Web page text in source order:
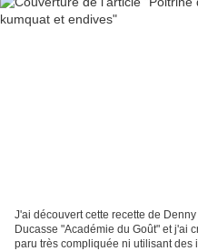
J'ai découvert cette recette de
Ducasse "Académie du Goût" et j'ai
paru très compliquée ni utilisant